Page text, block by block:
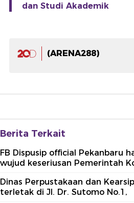
dan Studi Akademik
(ARENA288)
Berita Terkait
FB Dispusip official Pekanbaru
wujud keseriusan Pemerintah
Dinas Perpustakaan dan
terletak di Jl. Dr. Sutomo No.1,